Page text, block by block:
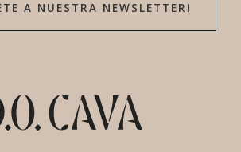
A NUESTRA NEWSLETTER!